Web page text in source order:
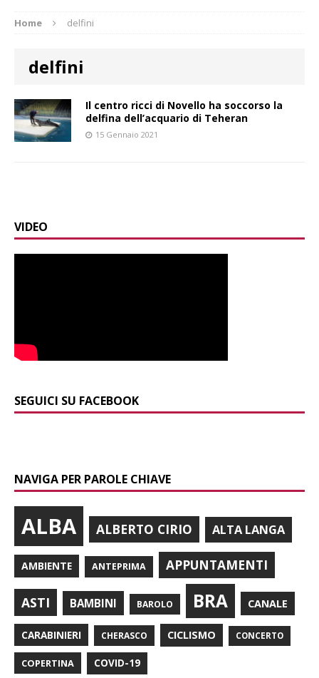
Home delfini
delfini
Il centro ricci di Novello ha soccorso la
delfina dell’acquario di Teheran
15 Gennaio 2021
VIDEO
SEGUICI SU FACEBOOK
NAVIGA PER PAROLE CHIAVE
ALBA ALBERTO CIRIO ALTA LANGA
AMBIENTE ANTEPRIMA APPUNTAMENTI
ASTI BAMBINI BAROLO BRA CANALE
CARABINIERI CHERASCO CICLISMO CONCERTO
COPERTINA COVID-19